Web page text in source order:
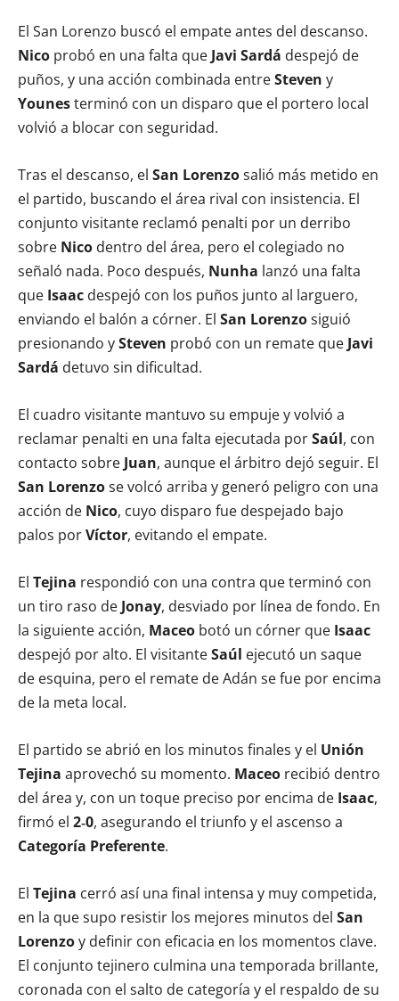
El San Lorenzo buscó el empate antes del descanso.
Nico probó en una falta queJavi Sardá despejó de
puños, y una acción combinada entreSteven y
Younesterminó con un disparo que el portero local
volvió a blocar con seguridad.
Tras el descanso, el San Lorenzosalió más metido en
el partido, buscando el área rival con insistencia. El
conjunto visitante reclamó penalti por un derribo
sobre Nico dentro del área, pero el colegiado no
señaló nada. Poco después, Nunha lanzó una falta
que Isaac despejó con los puños junto al larguero,
enviando el balón a córner. El San Lorenzosiguió
presionando ySteven probó con un remate queJavi
Sardá detuvo sin dificultad.
El cuadro visitante mantuvo su empuje y volvió a
reclamar penalti en una falta ejecutada porSaúl, con
contacto sobreJuan, aunque el árbitro dejó seguir. El
San Lorenzose volcó arriba y generó peligro con una
acción de Nico, cuyo disparo fue despejado bajo
palos porVíctor, evitando el empate.
El Tejina respondió con una contra que terminó con
un tiro raso deJonay, desviado por línea de fondo. En
la siguiente acción, Maceo botó un córner que Isaac
despejó por alto. El visitanteSaúl ejecutó un saque
de esquina, pero el remate de Adán se fue por encima
de la meta local.
El partido se abrió en los minutos finales y el Unión
Tejina aprovechó su momento. Maceo recibió dentro
del área y, con un toque preciso por encima de Isaac,
firmó el 2‑0, asegurando el triunfo y el ascenso a
Categoría Preferente.
El Tejina cerró así una final intensa y muy competida,
en la que supo resistir los mejores minutos del San
Lorenzoy definir con eficacia en los momentos clave.
El conjunto tejinero culmina una temporada brillante,
coronada con el salto de categoría y el respaldo de su